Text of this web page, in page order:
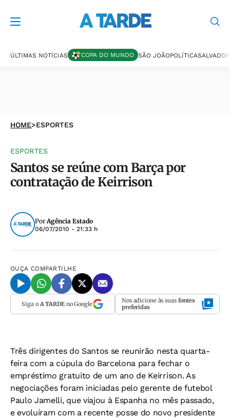
ÚLTIMAS NOTÍCIAS COPA DO MUNDO SÃO JOÃOPOLÍTICASALVADOR
HOME>ESPORTES
ESPORTES
Santos se reúne com Barça por
contratação de Keirrison
PorAgência Estado
06/07/2010 - 21:33 h
OUÇA COMPARTILHE
Siga o A TARDEno Google Nos adicione às suas fontes
preferidas
Três dirigentes do Santos se reunirão nesta quarta-
feira com a cúpula do Barcelona para fechar o
empréstimo gratuito de um ano de Keirrison. As
negociações foram iniciadas pelo gerente de futebol
Paulo Jamelli, que viajou à Espanha no mês passado,
e evoluíram com a recente posse do novo presidente